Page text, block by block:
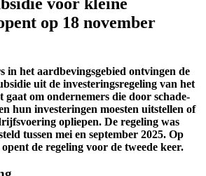
op 18 november
in het aardbevingsgebied ontvingen de
uit de investeringsregeling van het
om ondernemers die door schade-
hun investeringen moesten uitstellen of
opliepen. De regeling was
tussen mei en september 2025. Op
de regeling voor de tweede keer.